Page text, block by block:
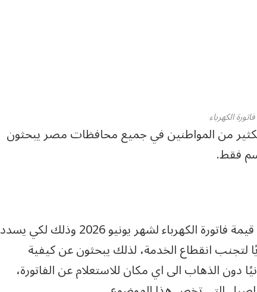
فاتورة الكهرباء
من المواطنين في جميع محافظات مصر يبحثون
فقط.
ويرغب جميع المشتركين في معرفة كم تصل قيمة فاتورة الكهرباء لشهر يونيو 2026 وذلك لكي يسدد
لتجنب انقطاع الخدمة، لذلك يبحثون عن كيفية
دون الذهاب الى اي مكان للاستعلام عن الفاتورة،